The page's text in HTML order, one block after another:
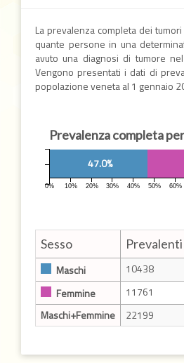
La prevalenza completa dei
quante persone in una
avuto una diagnosi di tumore
Vengono presentati i dati di
popolazione veneta al 1 gennaio
Prevalenza completa
47.0%
0% 10% 20% 30% 40% 50% 60%
Sesso Prevalenti
Maschi 10438
Femmine
11761
Maschi+Femmine
22199